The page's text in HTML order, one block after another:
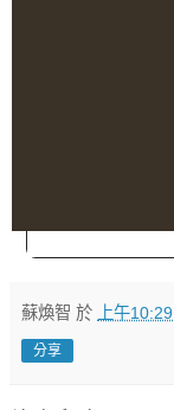
蘇煥智 於 上午10:29
分享